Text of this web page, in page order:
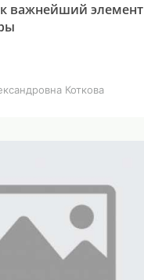
важнейший элемент
Коткова